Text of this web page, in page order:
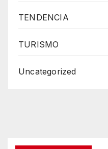
TENDENCIA
TURISMO
Uncategorized